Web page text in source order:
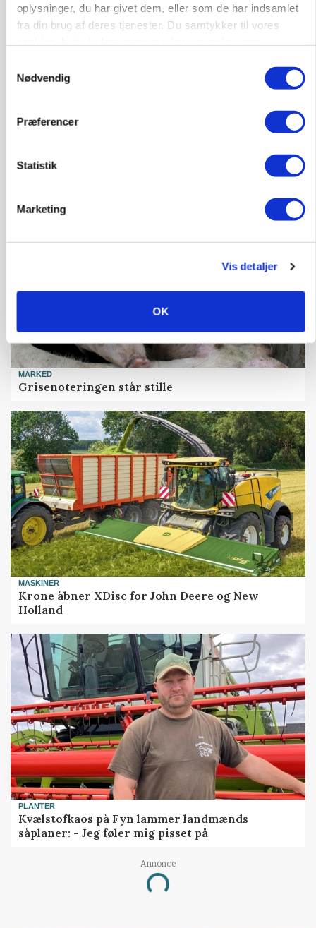
oplysninger, du har givet dem, eller som de har indsamlet
fra din brug af deres tjenester. Du samtykker til vores
Nødvendig
Præferencer
Statistik
Marketing
Vis detaljer
OK
Markvandring sætter fokus på elefantgræs
MARKED
Grisenoteringen står stille
MASKINER
Krone åbner XDisc for John Deere og New
Holland
PLANTER
Kvælstofkaos på Fyn lammer landmænds
såplaner: - Jeg føler mig pisset på
Annonce
Loading...